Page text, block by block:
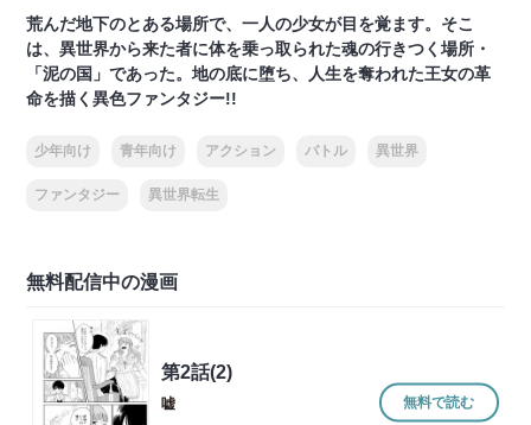
荒んだ地下のとある場所で、一人の少女が目を覚ます。そこ
は、異世界から来た者に体を乗っ取られた魂の行きつく場所・
「泥の国」であった。地の底に堕ち、人生を奪われた王女の革
命を描く異色ファンタジー!!
少年向け 青年向け アクション バトル 異世界
ファンタジー 異世界転生
無料配信中の漫画
第2話(2)
嘘 無料で読む